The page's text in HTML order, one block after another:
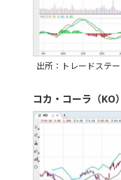
出所：トレードステ
コカ・コーラ（KO）